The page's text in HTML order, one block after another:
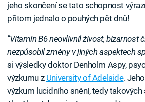
jeho skončení se tato schopnost
přitom jednalo o pouhých pět dnů!
"Vitamín B6 neovlivnil živost, bizarnost
nezpůsobil změny v jiných aspektech
si výsledky doktor Denholm Aspy,
výzkumu z University of Adelaide.
výzkum lucidního snění, tedy takových